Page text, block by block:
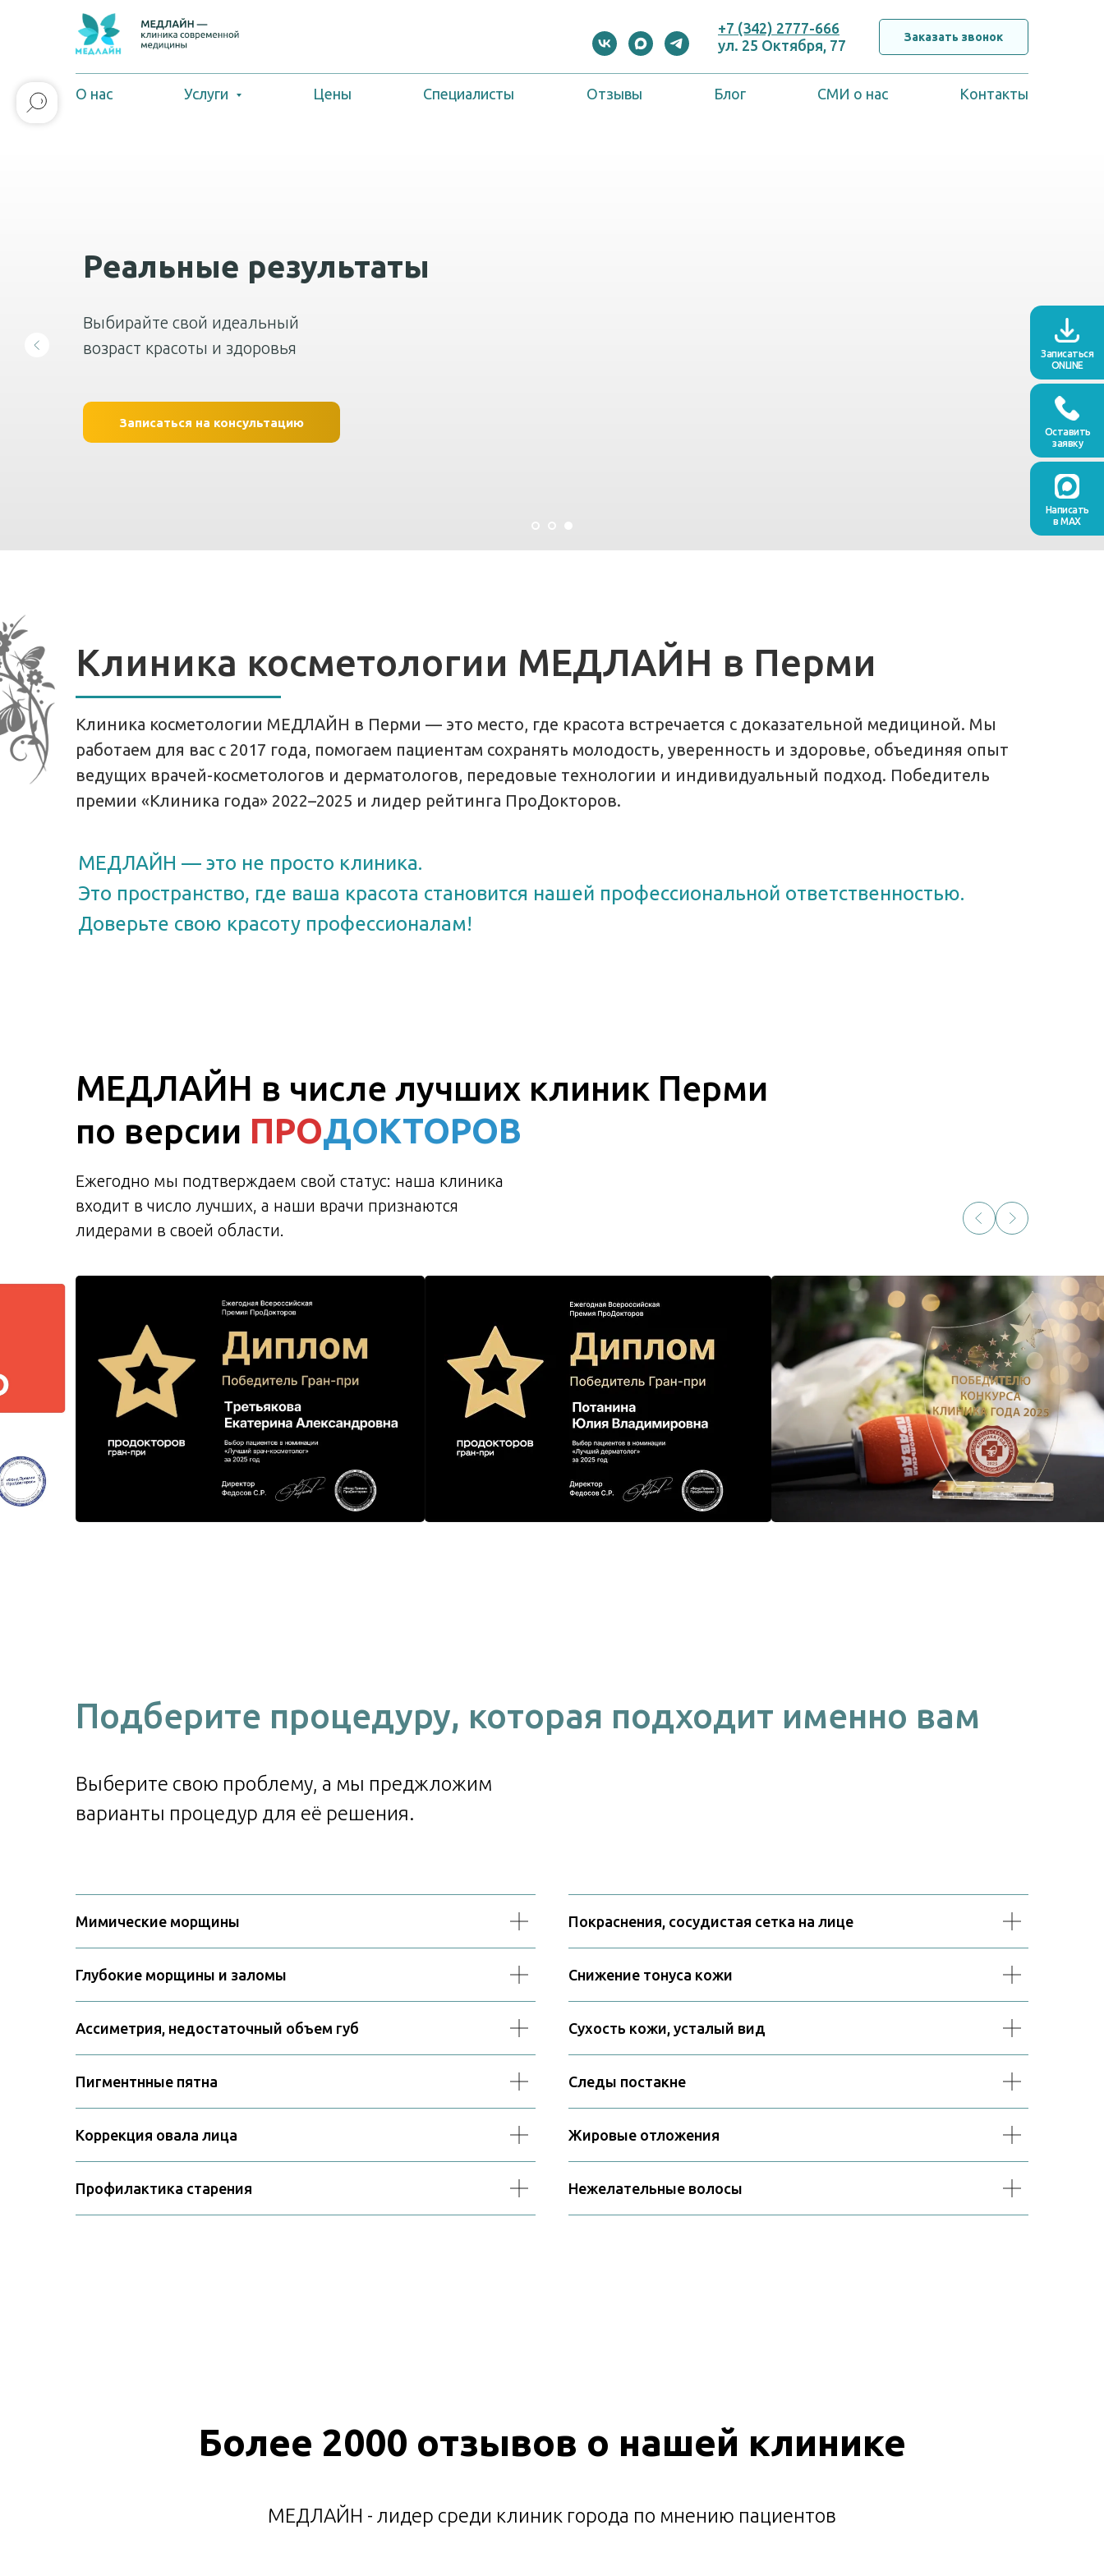
+7 (342) 2777-666
ул. 25 Октября, 77
Заказать звонок
О нас Услуги Цены Специалисты Отзывы Блог СМИ о нас Контакты
Реальные результаты
Выбирайте свой идеальный
возраст красоты и здоровья
Записаться на консультацию
Клиника косметологии МЕДЛАЙН в Перми — это место, где красота встречается с доказательной медициной. Мы
работаем для вас с 2017 года, помогаем пациентам сохранять молодость, уверенность и здоровье, объединяя опыт
ведущих врачей-косметологов и дерматологов, передовые технологии и индивидуальный подход. Победитель
премии «Клиника года» 2022–2025 и лидер рейтинга ПроДокторов.
Клиника косметологии МЕДЛАЙН в Перми
МЕДЛАЙН — это не просто клиника.
Это пространство, где ваша красота становится нашей профессиональной ответственностью.
Доверьте свою красоту профессионалам!
МЕДЛАЙН в числе лучших клиник Перми
по версии ПРОДОКТОРОВ
Ежегодно мы подтверждаем свой статус: наша клиника
входит в число лучших, а наши врачи признаются
лидерами в своей области.
Подберите процедуру, которая подходит именно вам
Выберите свою проблему, а мы преджложим
варианты процедур для её решения.
Мимические морщины
Глубокие морщины и заломы
Ассиметрия, недостаточный объем губ
Пигментнные пятна
Коррекция овала лица
Профилактика старения
Покраснения, сосудистая сетка на лице
Снижение тонуса кожи
Сухость кожи, усталый вид
Следы постакне
Жировые отложения
Нежелательные волосы
Более 2000 отзывов о нашей клинике
МЕДЛАЙН - лидер среди клиник города по мнению пациентов
Оставить
заявку
Записаться
ONLINE
Написать
в MAX